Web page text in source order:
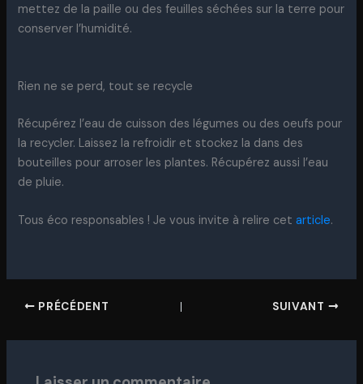
mettez de la paille ou des feuilles séchées sur la terre pour
conserver l’humidité.
Rien ne se perd, tout se recycle
Récupérez l’eau de cuisson des légumes ou des oeufs pour
la recycler. Laissez la refroidir et stockez la dans des
bouteilles pour arroser les plantes. Récupérez aussi l’eau
de pluie.
Tous éco responsables ! Je vous invite à relire cetarticle.
PRÉCÉDENT SUIVANT